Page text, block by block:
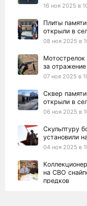
16 ноя 2025 в
Плиты
открыли в
08 ноя 2025 в
Мотострелок
за
07 ноя 2025 в
Сквер
открыли в
06 ноя 2025 в
Скульптуру
установили
04 ноя 2025 в
на СВО
предков